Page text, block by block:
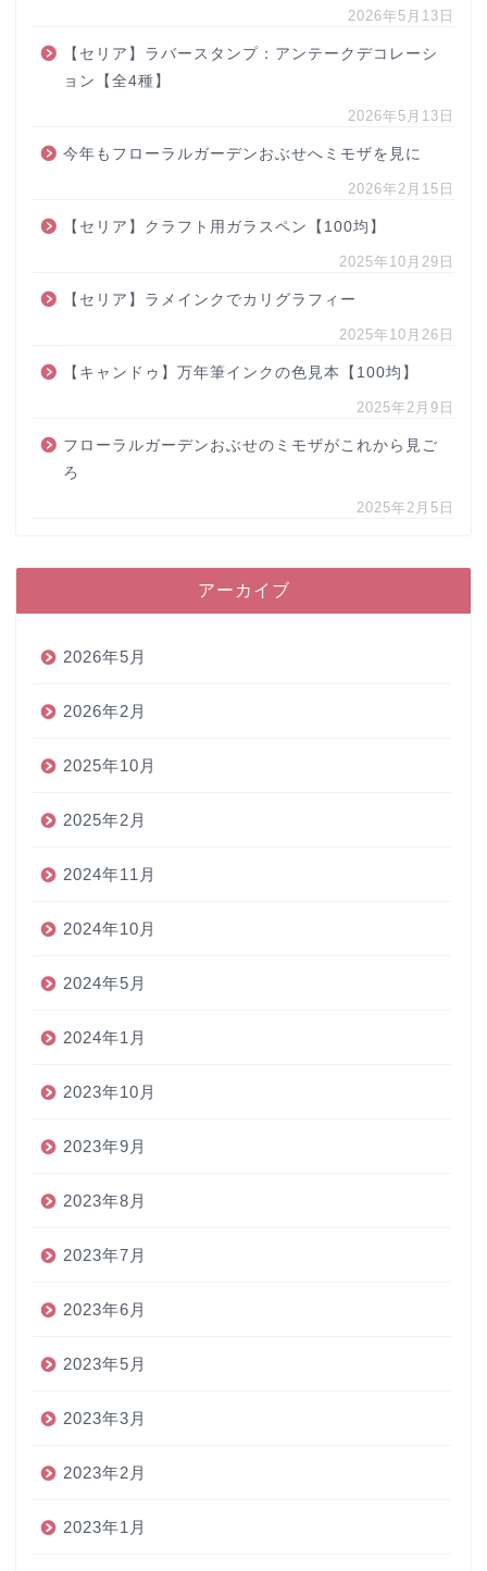
2026年5月13日
【セリア】ラバースタンプ：アンテークデコレーシ
ョン【全4種】
2026年5月13日
今年もフローラルガーデンおぶせへミモザを見に
2026年2月15日
【セリア】クラフト用ガラスペン【100均】
2025年10月29日
【セリア】ラメインクでカリグラフィー
2025年10月26日
【キャンドゥ】万年筆インクの色見本【100均】
2025年2月9日
フローラルガーデンおぶせのミモザがこれから見ご
ろ
2025年2月5日
アーカイブ
2026年5月
2026年2月
2025年10月
2025年2月
2024年11月
2024年10月
2024年5月
2024年1月
2023年10月
2023年9月
2023年8月
2023年7月
2023年6月
2023年5月
2023年3月
2023年2月
2023年1月